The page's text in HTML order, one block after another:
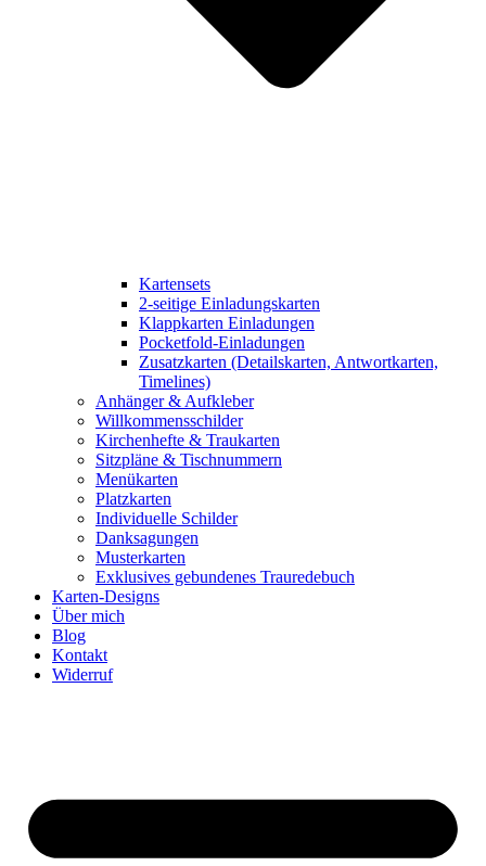
Kartensets
2-seitige Einladungskarten
Klappkarten Einladungen
Pocketfold-Einladungen
Zusatzkarten (Detailskarten, Antwortkarten,
Timelines)
Anhänger & Aufkleber
Willkommensschilder
Kirchenhefte & Traukarten
Sitzpläne & Tischnummern
Menükarten
Platzkarten
Individuelle Schilder
Danksagungen
Musterkarten
Exklusives gebundenes Trauredebuch
Karten-Designs
Über mich
Blog
Kontakt
Widerruf